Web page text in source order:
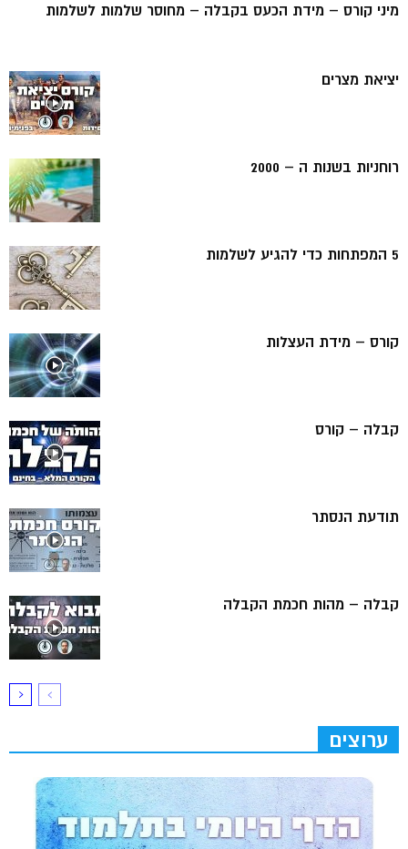
מיני קורס – מידת הכעס בקבלה – מחוסר שלמות לשלמות
יציאת מצרים
רוחניות בשנות ה – 2000
5 המפתחות כדי להגיע לשלמות
קורס – מידת העצלות
קבלה – קורס
תודעת הנסתר
קבלה – מהות חכמת הקבלה
ערוצים